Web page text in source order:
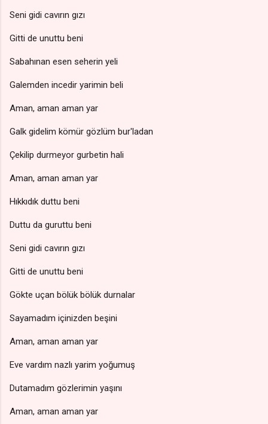
Seni gidi cavırın gızı
Gitti de unuttu beni
Sabahınan esen seherin yeli
Galemden incedir yarimin beli
Aman, aman aman yar
Galk gidelim kömür gözlüm bur'ladan
Çekilip durmeyor gurbetin hali
Aman, aman aman yar
Hıkkıdık duttu beni
Duttu da guruttu beni
Seni gidi cavırın gızı
Gitti de unuttu beni
Gökte uçan bölük bölük durnalar
Sayamadım içinizden beşini
Aman, aman aman yar
Eve vardım nazlı yarim yoğumuş
Dutamadım gözlerimin yaşını
Aman, aman aman yar